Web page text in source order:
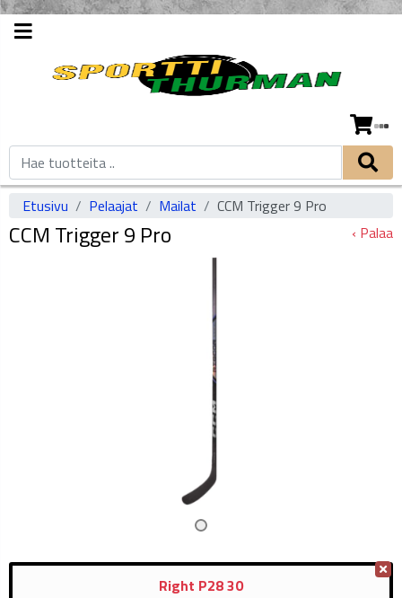
Etusivu Pelaajat Mailat CCM Trigger 9 Pro
CCM Trigger 9 Pro ‹ Palaa
Right P2830